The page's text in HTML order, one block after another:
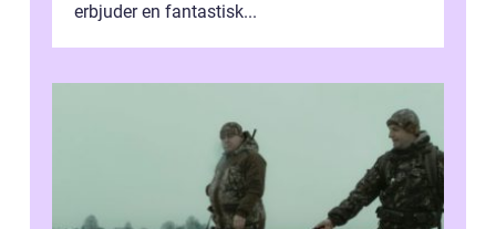
erbjuder en fantastisk...